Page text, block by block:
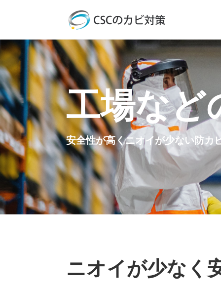
工場など
安全性が高くニオイが少ない防カ
ニオイが少なく